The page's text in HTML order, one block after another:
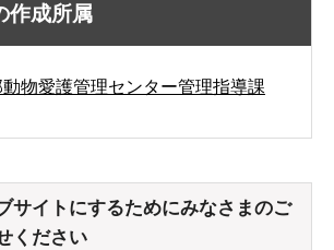
作成所属
物愛護管理センター管理指導課
サイトにするためにみなさまのご
ください